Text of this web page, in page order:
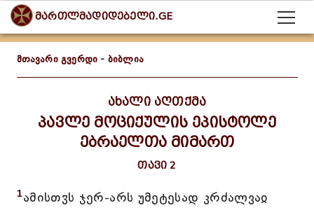
მართლმადიდებელი.GE
მთავარი გვერდი - ბიბლია
ახალი აღთქმა
პავლე მოციქულის ეპისტოლე
ებრაელთა მიმართ
თავი 2
1ამისთჳს ჯერ-არს უმეტესად კრძალვაჲ